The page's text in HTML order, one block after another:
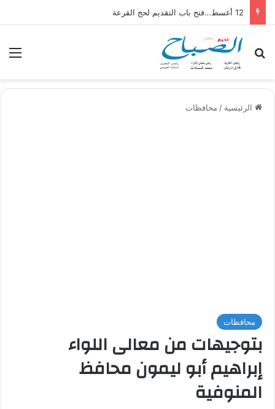
12 أغسط…فتح باب التقديم لحج القرعة
بحث عن
الرئيسية / محافظات
محافظات
بتوجيهات من معالى اللواء
إبراهيم أبو ليمون محافظ
المنوفية